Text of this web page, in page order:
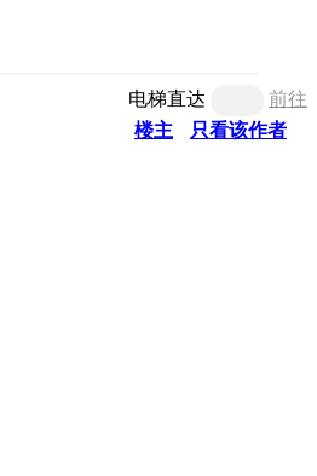
电梯直达
前往
楼主
只看该作者